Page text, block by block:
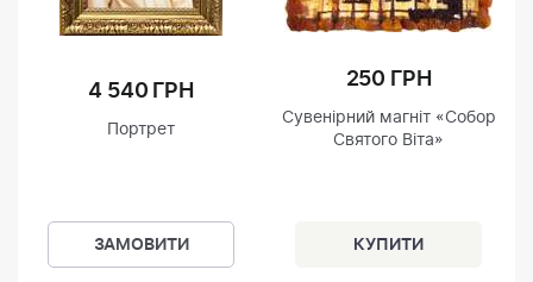
4 540 ГРН
Портрет
ЗАМОВИТИ
250 ГРН
Сувенірний магніт «Собор
Святого Віта»